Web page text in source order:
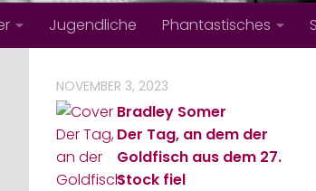
Jugendliche Phantastisches
NOVEMBER 3, 2023
Bradley Somer
Der Tag, an dem der
Goldfisch aus dem 27.
Stock fiel